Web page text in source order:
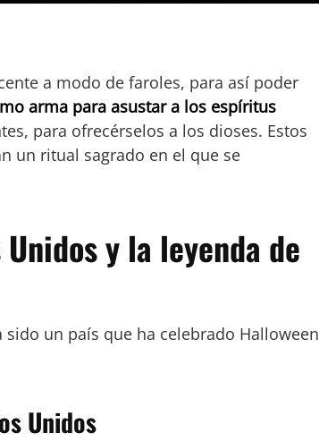
a modo de faroles, para así poder
arma para asustar a los espíritus
para ofrecérselos a los dioses. Estos
un ritual sagrado en el que se
y la leyenda de
un país que ha celebrado Halloween
Unidos